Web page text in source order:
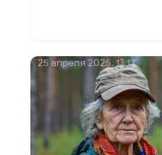
25 апреля 2025, 13:17